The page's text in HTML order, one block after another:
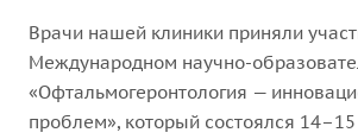
Врачи нашей клиники приняли
Международном научно-
«Офтальмогеронтология —
проблем», который состоялся